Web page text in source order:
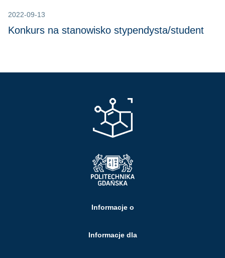
2022-09-13
Konkurs na stanowisko stypendysta/student
Informacje o
Informacje dla